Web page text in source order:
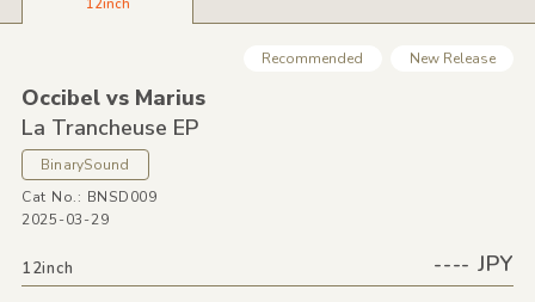
12inch
Recommended New Release
Occibel vs Marius
La Trancheuse EP
BinarySound
Cat No.: BNSD009
2025-03-29
12inch ---- JPY